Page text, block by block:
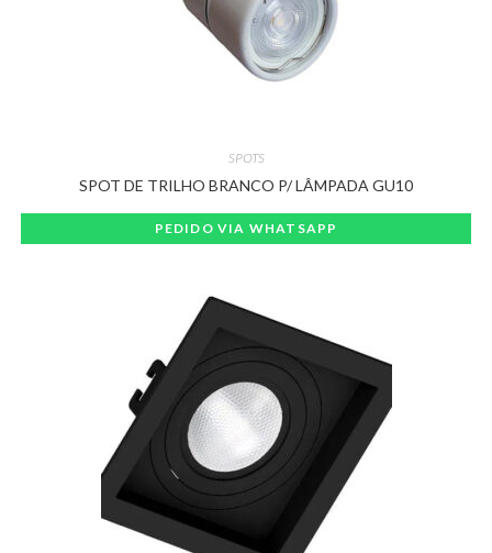
SPOTS
SPOT DE TRILHO BRANCO P/ LÂMPADA GU10
PEDIDO VIA WHATSAPP